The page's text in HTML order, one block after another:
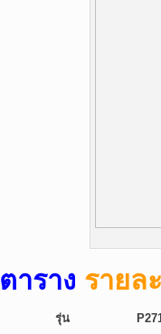
ตาราง รายล
รุ่น